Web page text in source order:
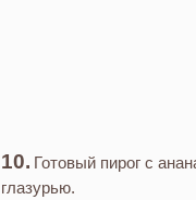
Готовый пирог с
глазурью.